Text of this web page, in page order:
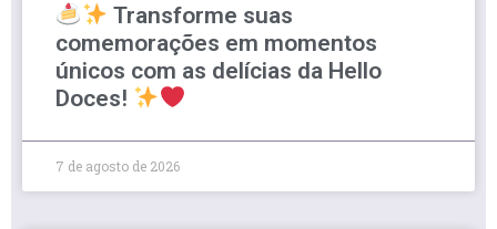
Transforme suas
comemorações em momentos
únicos com as delícias da Hello
Doces!
7 de agosto de 2026